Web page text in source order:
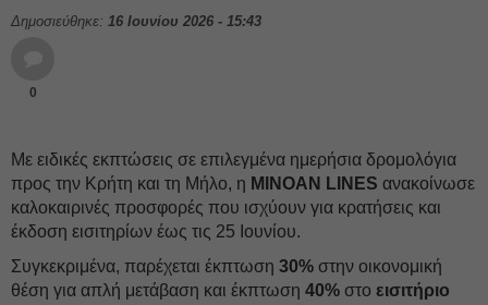
Δημοσιεύθηκε: 16 Ιουνίου 2026 - 15:43
0
Με ειδικές εκπτώσεις σε επιλεγμένα ημερήσια δρομολόγια
προς την Κρήτη και τη Μήλο, η MINOAN LINES ανακοίνωσε
καλοκαιρινές προσφορές που ισχύουν για κρατήσεις και
έκδοση εισιτηρίων έως τις 25 Ιουνίου.
Συγκεκριμένα, παρέχεται έκπτωση 30% στην οικονομική
θέση για απλή μετάβαση και έκπτωση 40% στο εισιτήριο